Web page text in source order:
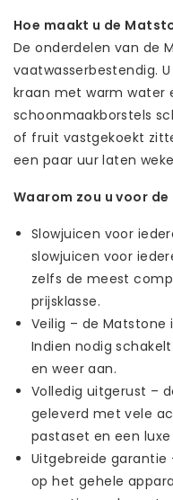
Hoe maakt u de
De onderdelen van de
vaatwasserbestendig.
kraan met warm water
schoonmaakborstels
of fruit vastgekoekt
een paar uur laten
Waarom zou u voor
Slowjuicen voor
slowjuicen voor
zelfs de meest
prijsklasse.
Veilig – de
Indien nodig
en weer aan.
Volledig uitgerust –
geleverd met vele
pastaset en een
Uitgebreide
op het gehele